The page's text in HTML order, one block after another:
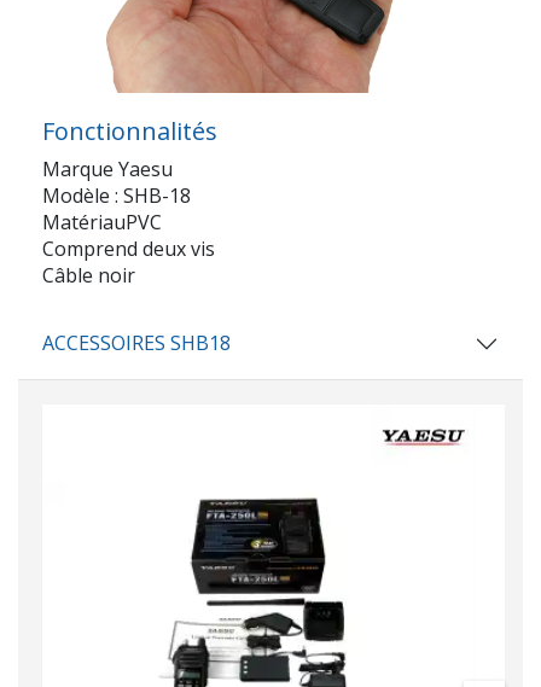
Fonctionnalités
Marque Yaesu
Modèle : SHB-18
MatériauPVC
Comprend deux vis
Câble noir
ACCESSOIRES SHB18